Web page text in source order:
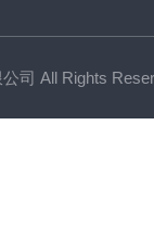
公司 All Rights